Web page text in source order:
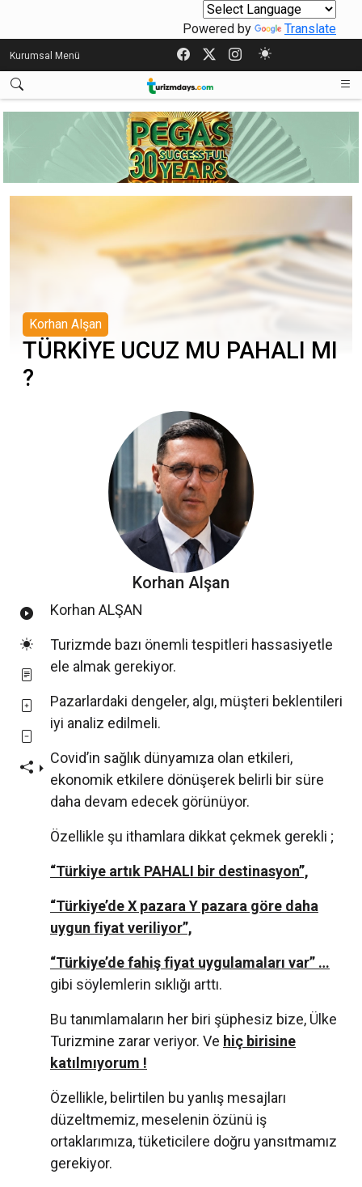
Powered by Translate
Kurumsal Menü
Korhan Alşan
TÜRKİYE UCUZ MU PAHALI MI
?
Korhan Alşan
Korhan ALŞAN
Turizmde bazı önemli tespitleri hassasiyetle
ele almak gerekiyor.
Pazarlardaki dengeler, algı, müşteri beklentileri
iyi analiz edilmeli.
Covid’in sağlık dünyamıza olan etkileri,
ekonomik etkilere dönüşerek belirli bir süre
daha devam edecek görünüyor.
Özellikle şu ithamlara dikkat çekmek gerekli ;
“Türkiye artık PAHALI bir destinasyon”,
“Türkiye’de X pazara Y pazara göre daha
uygun fiyat veriliyor”,
“Türkiye’de fahiş fiyat uygulamaları var” …
gibi söylemlerin sıklığı arttı.
Bu tanımlamaların her biri şüphesiz bize, Ülke
Turizmine zarar veriyor. Ve hiç birisine
katılmıyorum !
Özellikle, belirtilen bu yanlış mesajları
düzeltmemiz, meselenin özünü iş
ortaklarımıza, tüketicilere doğru yansıtmamız
gerekiyor.